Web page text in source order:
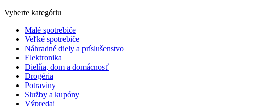
Vyberte kategóriu
Malé spotrebiče
Veľké spotrebiče
Náhradné diely a príslušenstvo
Elektronika
Dielňa, dom a domácnosť
Drogéria
Potraviny
Služby a kupóny
Výpredaj